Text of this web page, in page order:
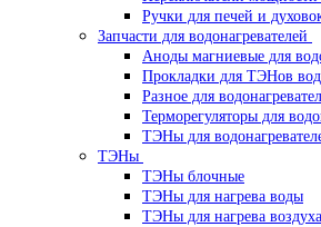
Ручки для печей и
Запчасти для водонагревателей
Аноды магниевые для
Прокладки для ТЭНов
Разное для
Терморегуляторы для
ТЭНы для
ТЭНы
ТЭНы блочные
ТЭНы для нагрева воды
ТЭНы для нагрева воздуха